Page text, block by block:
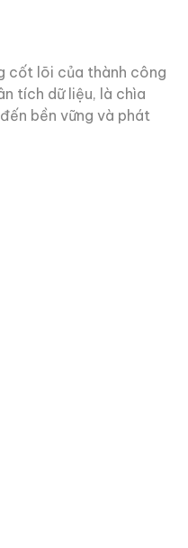
cốt lõi của thành công
tích dữ liệu, là chìa
bền vững và phát